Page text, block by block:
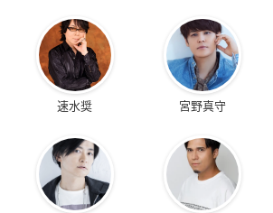
速水奨 宮野真守